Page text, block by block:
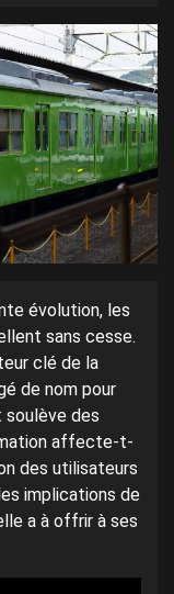
évolution, les
sans cesse.
clé de la
de nom pour
soulève des
affecte-t-
des utilisateurs
implications de
a à offrir à ses